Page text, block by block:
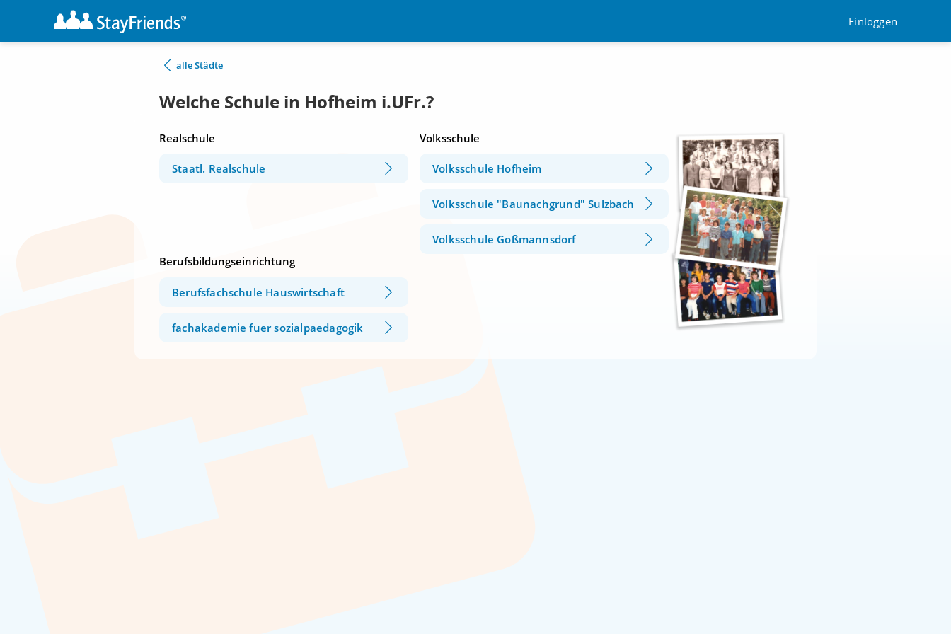
Einloggen
alle Städte
Welche Schule in Hofheim i.UFr.?
Realschule
Staatl. Realschule
Volksschule
Volksschule Hofheim
Volksschule "Baunachgrund" Sulzbach
Volksschule Goßmannsdorf
Berufsbildungseinrichtung
Berufsfachschule Hauswirtschaft
fachakademie fuer sozialpaedagogik